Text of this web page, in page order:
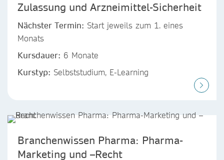
Zulassung und Arzneimittel-Sicherheit
Nächster Termin: Start jeweils zum 1. eines
Monats
Kursdauer: 6 Monate
Kurstyp: Selbststudium, E-Learning
Branchenwissen Pharma: Pharma-
Marketing und –Recht